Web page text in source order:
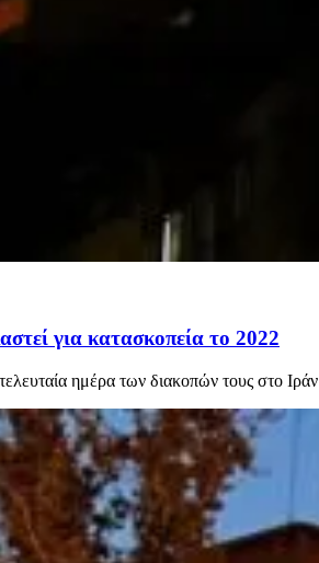
για κατασκοπεία το 2022
ημέρα των διακοπών τους στο Ιράν